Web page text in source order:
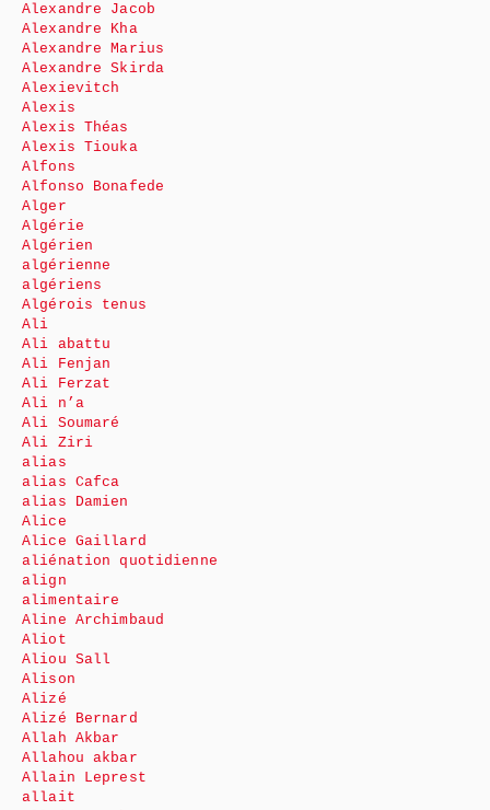
Alexandre Jacob
Alexandre Kha
Alexandre Marius
Alexandre Skirda
Alexievitch
Alexis
Alexis Théas
Alexis Tiouka
Alfons
Alfonso Bonafede
Alger
Algérie
Algérien
algérienne
algériens
Algérois tenus
Ali
Ali abattu
Ali Fenjan
Ali Ferzat
Ali n’a
Ali Soumaré
Ali Ziri
alias
alias Cafca
alias Damien
Alice
Alice Gaillard
aliénation quotidienne
align
alimentaire
Aline Archimbaud
Aliot
Aliou Sall
Alison
Alizé
Alizé Bernard
Allah Akbar
Allahou akbar
Allain Leprest
allait